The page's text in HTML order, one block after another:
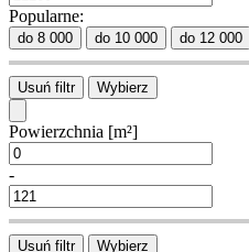
Popularne:
do 8 000 do 10 000 do 12 000
Usuń filtr Wybierz
Powierzchnia [m²]
-
Usuń filtr Wybierz